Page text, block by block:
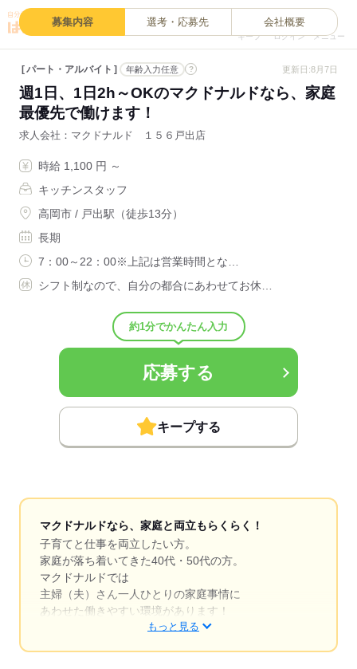
キープ ログイン メニュー
募集内容 選考・応募先 会社概要
パート・アルバイト 年齢入力任意 ? 更新日:8月7日
週1日、1日2h～OKのマクドナルドなら、家庭
最優先で働けます！
求人会社 マクドナルド １５６戸出店
時給 1,100 円 ～
キッチンスタッフ
高岡市 / 戸出駅（徒歩13分）
長期
7：00～22：00※上記は営業時間とな…
シフト制なので、自分の都合にあわせてお休…
約1分でかんたん入力
応募する
キープする
マクドナルドなら、家庭と両立もらくらく！
子育てと仕事を両立したい方。
家庭が落ち着いてきた40代・50代の方。
マクドナルドでは
主婦（夫）さん一人ひとりの家庭事情に
あわせた働きやすい環境があります！
もっと見る